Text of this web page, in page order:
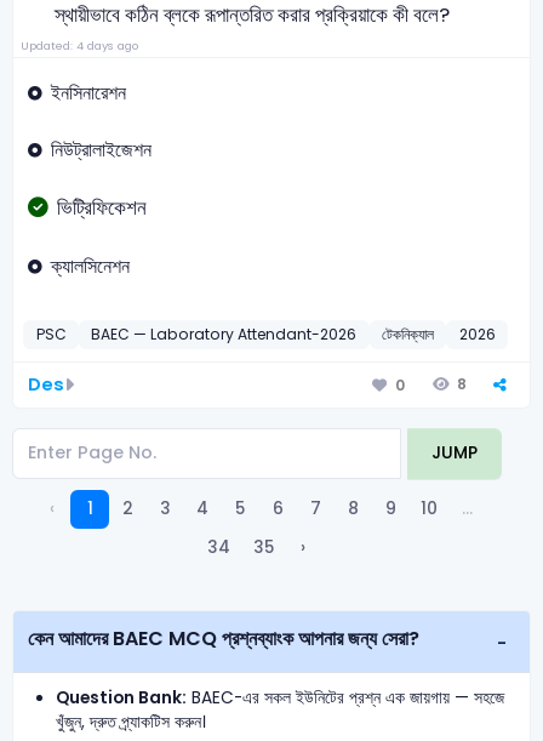
স্থায়ীভাবে কঠিন ব্লকে রূপান্তরিত করার প্রক্রিয়াকে কী বলে?
Updated: 4 days ago
ইনসিনারেশন
নিউট্রালাইজেশন
ভিট্রিফিকেশন
ক্যালসিনেশন
PSC BAEC — Laboratory Attendant-2026 টেকনিক্যাল 2026
Des 0 8
JUMP
‹ 1 2 3 4 5 6 7 8 9 10
...
34
35 ›
কেন আমাদের BAEC MCQ প্রশ্নব্যাংক আপনার জন্য সেরা?
Question Bank: BAEC-এর সকল ইউনিটের প্রশ্ন এক জায়গায় — সহজে
খুঁজুন, দ্রুত প্র্যাকটিস করুন।